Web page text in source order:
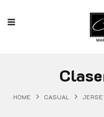
HOME CASUAL